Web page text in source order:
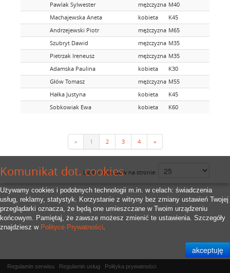
Komunikat dot. cookies
Używamy cookies i podobnych technologii m.in. w celach: świadczenia
usług, reklamy, statystyk. Korzystanie z witryny bez zmiany ustawień Twojej
przeglądarki oznacza, że będą one umieszczane w Twoim urządzeniu
końcowym. Pamiętaj, że zawsze możesz zmienić te ustawienia. Szczegóły
znajdziesz w Polityce Prywatności.
Pawlak Sylwester
mężczyzna M40
Machajewska Aneta
kobieta
K45
Andrzejewski Piotr
mężczyzna M65
Szubryt Dawid
mężczyzna M35
Pietrzak Ireneusz
mężczyzna M35
Adamska Paulina
kobieta
K30
Głów Tomasz
mężczyzna M55
Hałka Justyna
kobieta
K45
Sobkowiak Ewa
kobieta K60
« 1 2 3 4 »
Liczba rekordów na stronie:
Regulamin serwisu Regulamin usług Polityka prywatności